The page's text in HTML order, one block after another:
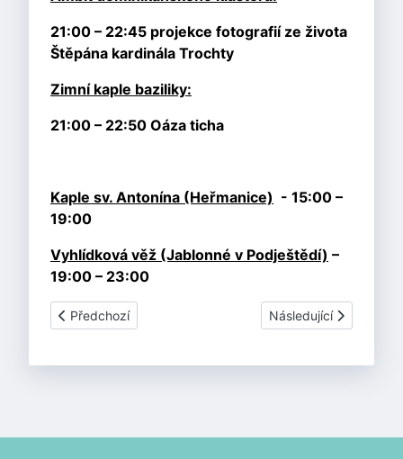
21:00 – 22:45 projekce fotografií ze života
Štěpána kardinála Trochty
Zimní kaple baziliky:
21:00 – 22:50 Oáza ticha
Kaple sv. Antonína (Heřmanice) - 15:00 –
19:00
Vyhlídková věž (Jablonné v Podještědí) –
19:00 – 23:00
Předchozí článek: Zprávy z farnosti - červen
Předchozí Další článek: Křísí
Následující